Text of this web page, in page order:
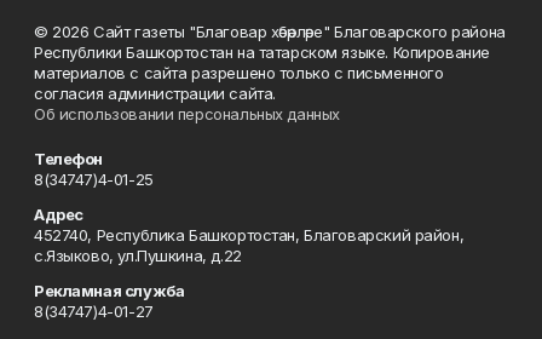
© 2026 Сайт газеты "Благовар хәбәрләре" Благоварского района
Республики Башкортостан на татарском языке. Копирование
материалов с сайта разрешено только с письменного
согласия администрации сайта.
Об использовании персональных данных
Телефон
8(34747)4-01-25
Адрес
452740, Республика Башкортостан, Благоварский район,
с.Языково, ул.Пушкина, д.22
Рекламная служба
8(34747)4-01-27